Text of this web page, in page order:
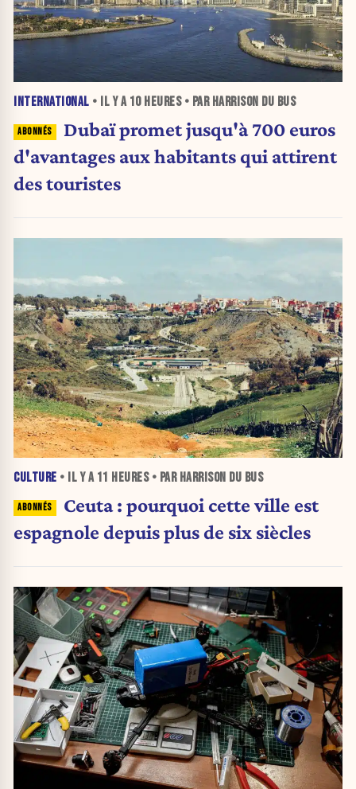
INTERNATIONAL • IL Y A 10 HEURES• PAR HARRISON DU BUS
Dubaï promet jusqu'à 700 euros
d'avantages aux habitants qui attirent
des touristes
CULTURE • IL Y A 11 HEURES• PAR HARRISON DU BUS
Ceuta : pourquoi cette ville est
espagnole depuis plus de six siècles